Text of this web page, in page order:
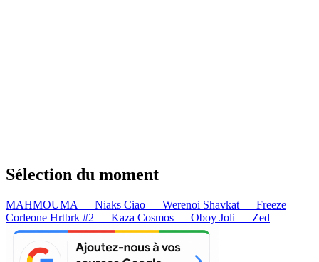
Sélection du moment
MAHMOUMA — Niaks Ciao — Werenoi Shavkat — Freeze
Corleone Hrtbrk #2 — Kaza Cosmos — Oboy Joli — Zed